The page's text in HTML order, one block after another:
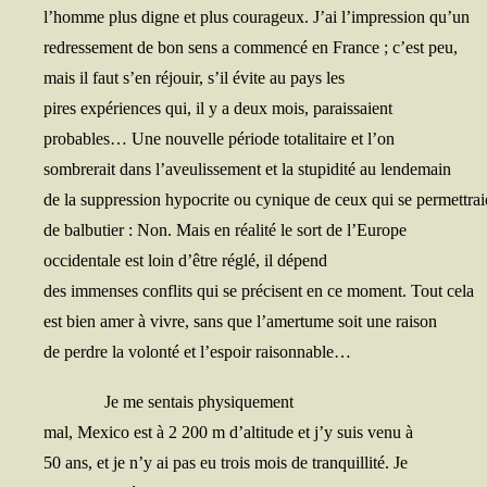
l’homme plus digne et plus cou­ra­geux. J’ai l’impression qu’un
redres­se­ment de bon sens a com­men­cé en France ; c’est peu,
mais il faut s’en réjouir, s’il évite au pays les
pires expé­riences qui, il y a deux mois, paraissaient
pro­bables… Une nou­velle période tota­li­taire et l’on
som­bre­rait dans l’aveulissement et la stu­pi­di­té au lendemain
de la sup­pres­sion hypo­crite ou cynique de ceux qui se
de bal­bu­tier : Non. Mais en réa­li­té le sort de l’Europe
occi­den­tale est loin d’être réglé, il dépend
des immenses conflits qui se pré­cisent en ce moment. Tout cela
est bien amer à vivre, sans que l’amertume soit une raison
de perdre la volon­té et l’espoir raisonnable…
Je me sen­tais physiquement
mal, Mexi­co est à 2 200 m d’altitude et j’y suis venu à
50 ans, et je n’y ai pas eu trois mois de tran­quilli­té. Je